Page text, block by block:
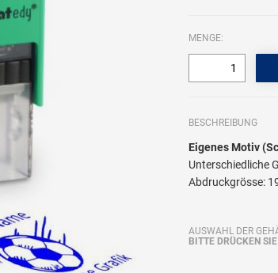
MENGE:
BESCHREIBUNG
Eigenes Motiv
Unterschiedliche
Abdruckgrösse:
AUSWAHL DER
BITTE DRÜCKEN